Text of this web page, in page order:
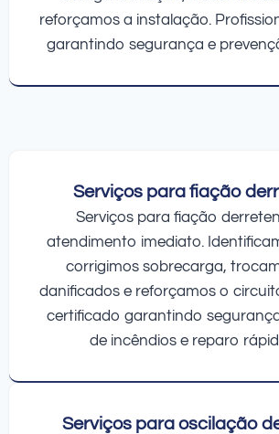
reforçamos a instalação.
garantindo segurança e
Serviços para fiação
Serviços para fiação
atendimento imediato.
corrigimos sobrecarga,
danificados e reforçamos o
certificado garantindo
de incêndios e reparo
Serviços para oscilação